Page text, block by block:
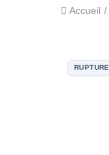
Accueil
RUPTURE